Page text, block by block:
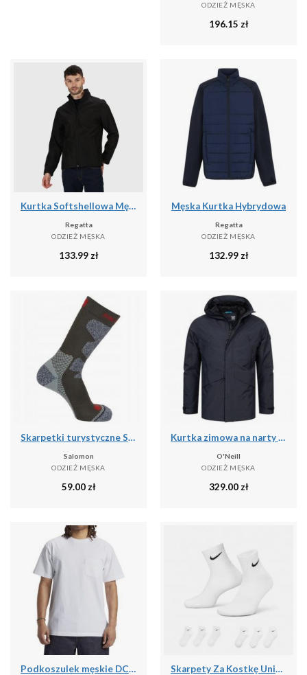
ODZIEŻ MĘSKA
196.15 zł
Kurtka Softshellowa Męska Lekka
Regatta
ODZIEŻ MĘSKA
133.99 zł
Męska Kurtka Hybrydowa
Regatta
ODZIEŻ MĘSKA
132.99 zł
Skarpetki turystyczne Salomon Exit Outdoor
Salomon
ODZIEŻ MĘSKA
59.00 zł
Kurtka zimowa na narty i snowboard męska O'Neill 10K/10K
O'Neill
ODZIEŻ MĘSKA
329.00 zł
Podkoszulek męskie DC Shoes 1994 Short Sleeve Knit Skarpety Za Kostkę Unisex Dla Dorosłych (zestaw 6 Sztuk)